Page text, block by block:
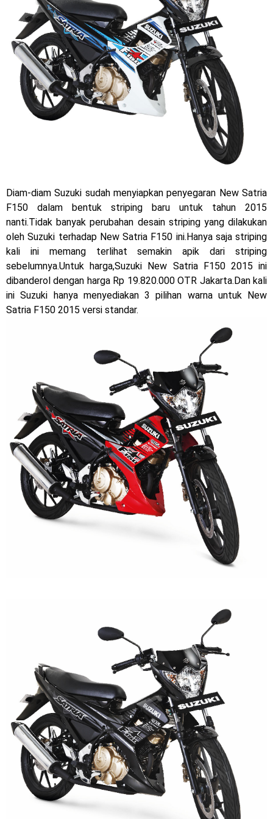
Jelajah Petualangan Tanpa Batas
Yamalube Power XP Matic resmi dirilis untuk skutik Blue
Core 125cc dengan mobilitas tinggi
Yamaha Indonesia Rilis Warna Baru Fazzio Hybrid yang lebih
Eye Catchy & Kece Abis
Sudah pakai diskbrake belakang ! Yamaha Indonesia Resmi
tinggal menunggu waktu ?
Honda Indonesia resmi jual New CBR 1000RR-R Fireblade
2025, harganya mantap !
Dukung MotoGP Mandalika 2024, AHM serahkan 10 unit
motor listrik EM1 e
Yamaha Indonesia resmi luncurkan Nmax 155 Turbo
Sudah pakai winglet Karbon, Yamaha resmi merilis YZF-R1
dan YZF-R1M model 2025 !
Begini penampakan livery Kawasaki Ninja ZX-25RR KRT
Edition 2025
Berkenalan dengan KTM 990 RC R, jagoan baru dari KTM !
Yamaha Rilis New R15M versi 2024, makin sangar !
Penampakan tim Red Bull KTM Factory Racing musim 2024 !
MotoGP : Francesco Bagnaia Juara Dunia MotoGP musim
Ngabuburide Yamaha Wr 155 R, Para Bikers Menikmati
Indahnya Sore di Kota Medan
Impresi pertama Kawasaki Ninja ZX-4RR 2023 yang cuma
ada 2 dikota Medan !
Event Customaxi & Yard Built 2023 Resmi Dimulai !
Kawasaki Indonesia resmi merilis KLE500 dan KLE500 SE
model year 2026 !
Diam-diam Suzuki sudah menyiapkan penyegaran New Satria
F150 dalam bentuk striping baru untuk tahun 2015
nanti.Tidak banyak perubahan desain striping yang dilakukan
oleh Suzuki terhadap New Satria F150 ini.Hanya saja striping
kali ini memang terlihat semakin apik dari striping
sebelumnya.Untuk harga,Suzuki New Satria F150 2015 ini
dibanderol dengan harga Rp 19.820.000 OTR Jakarta.Dan kali
ini Suzuki hanya menyediakan 3 pilihan warna untuk New
Satria F150 2015 versi standar.